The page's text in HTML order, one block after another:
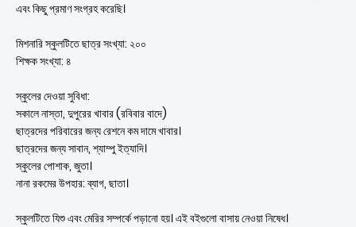
এবং কিছু প্রমাণ সংগ্রহ করেছি।
মিশনারি স্কুলটিতে ছাত্র সংখ্যা: ২০০
শিক্ষক সংখ্যা: ৪
স্কুলের দেওয়া সুবিধা:
সকালে নাস্তা, দুপুরের খাবার (রবিবার বাদে)
ছাত্রদের পরিবারের জন্য রেশনে কম দামে খাবার।
ছাত্রদের জন্য সাবান, শ্যাম্পু ইত্যাদি।
স্কুলের পোশাক, জুতা।
নানা রকমের উপহার: ব্যাগ, ছাতা।
স্কুলটিতে যিশু এবং মেরির সম্পর্কে পড়ানো হয়। এই বইগুলো বাসায় নেওয়া নিষেধ।